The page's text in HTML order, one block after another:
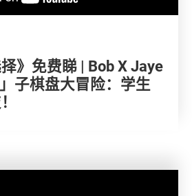
择》免费睇 | Bob X Jaye
子棋盘大冒险：学生